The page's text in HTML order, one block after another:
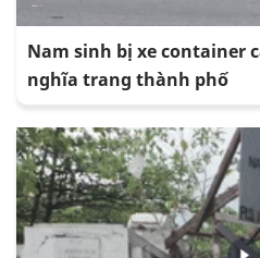
Nam sinh bị xe container
nghĩa trang thành phố